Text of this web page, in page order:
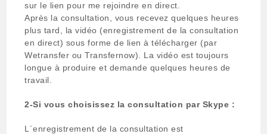
sur le lien pour me rejoindre en direct.
Après la consultation, vous recevez quelques heures
plus tard, la vidéo (enregistrement de la consultation
en direct) sous forme de lien à télécharger (par
Wetransfer ou Transfernow). La vidéo est toujours
longue à produire et demande quelques heures de
travail.
2-Si vous choisissez la consultation par Skype :
L´enregistrement de la consultation est